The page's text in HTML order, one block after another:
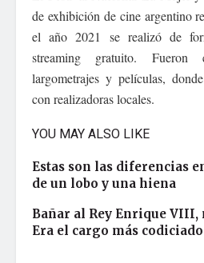
de exhibición de cine argentino
el año 2021 se realizó de
streaming gratuito. Fueron
largometrajes y películas,
con realizadoras locales.
YOU MAY ALSO LIKE
Estas son las diferencias
de un lobo y una hiena
Bañar al Rey Enrique
Era el cargo más